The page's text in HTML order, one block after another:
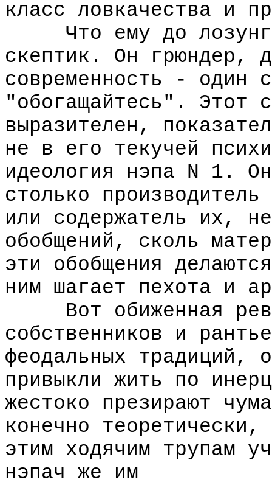
класс ловкачества и
Что ему до
скептик. Он грюндер,
современность - один
"обогащайтесь". Этот
выразителен,
не в его текучей
идеология нэпа N 1.
столько
или содержатель их,
обобщений, сколь
эти обобщения
ним шагает пехота и
Вот обиженная
собственников и
феодальных традиций,
привыкли жить по
жестоко презирают
конечно
этим ходячим трупам
нэпач же им